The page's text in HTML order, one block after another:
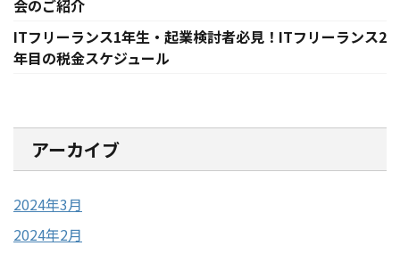
会のご紹介
ITフリーランス1年生・起業検討者必見！ITフリーランス2
年目の税金スケジュール
アーカイブ
2024年3月
2024年2月